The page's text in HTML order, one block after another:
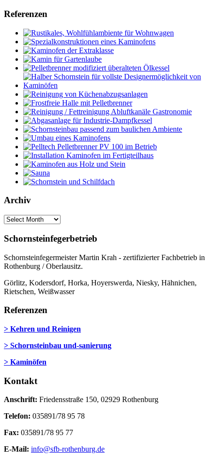
Referenzen
Archiv
Schornsteinfegerbetrieb
Schornsteinfegermeister Martin Krah - zertifizierter Fachbetrieb in
Rothenburg / Oberlausitz.
Görlitz, Kodersdorf, Horka, Hoyerswerda, Niesky, Hähnichen,
Rietschen, Weißwasser
Referenzen
> Kehren und Reinigen
> Schornsteinbau und-sanierung
> Kaminöfen
Kontakt
Anschrift: Friedensstraße 150, 02929 Rothenburg
Telefon: 035891/78 95 78
Fax: 035891/78 95 77
E-Mail: info@sfb-rothenburg.de